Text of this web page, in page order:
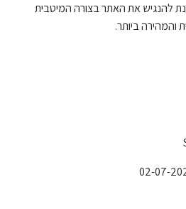
להנגיש את האתר בצורה המיטבית
והמהירה ביותר.
02-07-